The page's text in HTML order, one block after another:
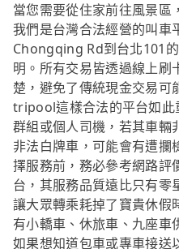
當您需要從住家前往風景
我們是台灣合法經營的叫車
Chongqing Rd到台北101
明。所有交易皆透過線上刷
楚，避免了傳統現金交易可
tripool這樣合法的平台如此
群組或個人司機，若其車輛
非法白牌車，可能會有遭攔
擇服務前，務必參考網路評
台，其服務品質遠比只有零
讓大眾轉乘耗掉了寶貴休假
有小轎車、休旅車、九座車
如果想知道包車或專車接送